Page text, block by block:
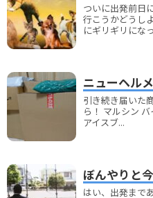
ついに出発前日
行こうかどうし
にギリギリにな
ニューヘル
引き続き届いた
ら！ マルシン
アイスブ...
ぼんやりと
はい、出発まで